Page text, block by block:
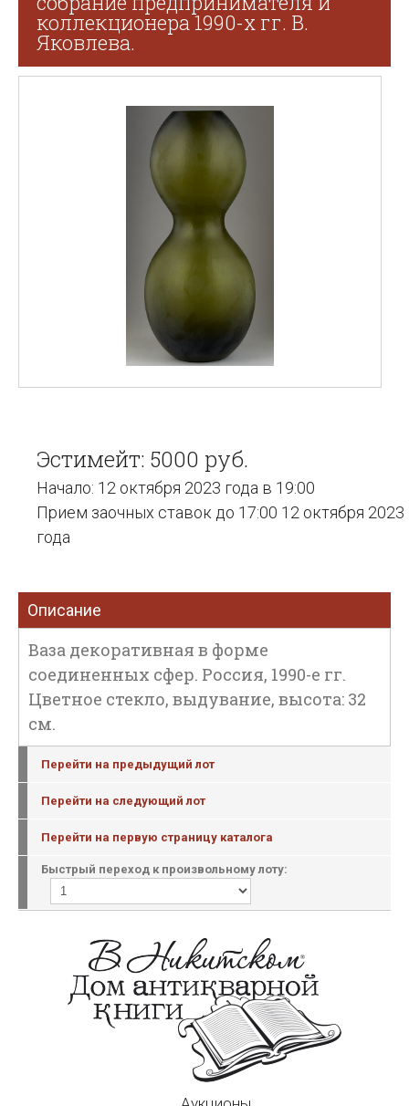
коллекционера 1990-х гг. В.
Яковлева.
Эстимейт: 5000 руб.
Начало: 12 октября 2023 года в 19:00
Прием заочных ставок до 17:00 12 октября 2023
года
Описание
Ваза декоративная в форме
соединенных сфер. Россия, 1990-е гг.
Цветное стекло, выдувание, высота: 32
см.
Перейти на предыдущий лот
Перейти на следующий лот
Перейти на первую страницу каталога
Быстрый переход к произвольному лоту: